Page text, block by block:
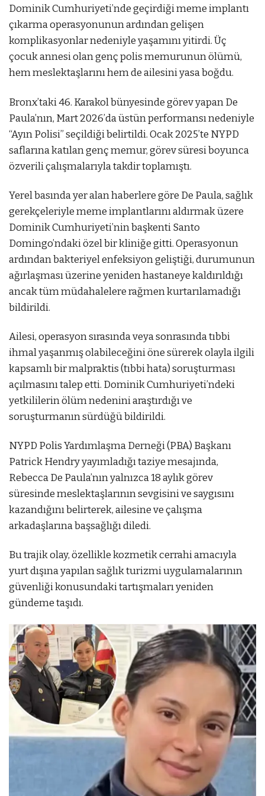
Dominik Cumhuriyeti’nde geçirdiği meme implantı
çıkarma operasyonunun ardından gelişen
komplikasyonlar nedeniyle yaşamını yitirdi. Üç
çocuk annesi olan genç polis memurunun ölümü,
hem meslektaşlarını hem de ailesini yasa boğdu.
Bronx’taki 46. Karakol bünyesinde görev yapan De
Paula’nın, Mart 2026’da üstün performansı nedeniyle
“Ayın Polisi” seçildiği belirtildi. Ocak 2025’te NYPD
saflarına katılan genç memur, görev süresi boyunca
özverili çalışmalarıyla takdir toplamıştı.
Yerel basında yer alan haberlere göre De Paula, sağlık
gerekçeleriyle meme implantlarını aldırmak üzere
Dominik Cumhuriyeti’nin başkenti Santo
Domingo’ndaki özel bir kliniğe gitti. Operasyonun
ardından bakteriyel enfeksiyon geliştiği, durumunun
ağırlaşması üzerine yeniden hastaneye kaldırıldığı
ancak tüm müdahalelere rağmen kurtarılamadığı
bildirildi.
Ailesi, operasyon sırasında veya sonrasında tıbbi
ihmal yaşanmış olabileceğini öne sürerek olayla ilgili
kapsamlı bir malpraktis (tıbbi hata) soruşturması
açılmasını talep etti. Dominik Cumhuriyeti’ndeki
yetkililerin ölüm nedenini araştırdığı ve
soruşturmanın sürdüğü bildirildi.
NYPD Polis Yardımlaşma Derneği (PBA) Başkanı
Patrick Hendry yayımladığı taziye mesajında,
Rebecca De Paula’nın yalnızca 18 aylık görev
süresinde meslektaşlarının sevgisini ve saygısını
kazandığını belirterek, ailesine ve çalışma
arkadaşlarına başsağlığı diledi.
Bu trajik olay, özellikle kozmetik cerrahi amacıyla
yurt dışına yapılan sağlık turizmi uygulamalarının
güvenliği konusundaki tartışmaları yeniden
gündeme taşıdı.